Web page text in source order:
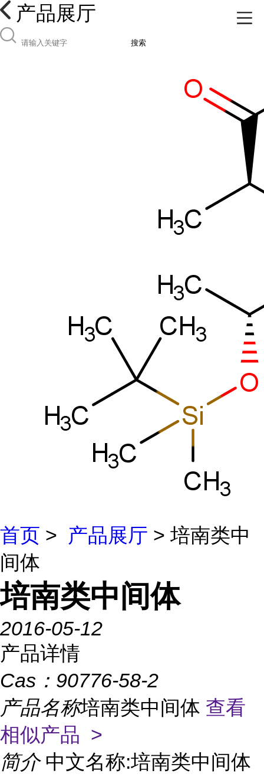
产品展厅
搜索
首页 > 产品展厅 > 培南类中
间体
培南类中间体
2016-05-12
产品详情
Cas： 90776-58-2
产品名称培南类中间体 查看
相似产品 >
简介 中文名称:培南类中间体